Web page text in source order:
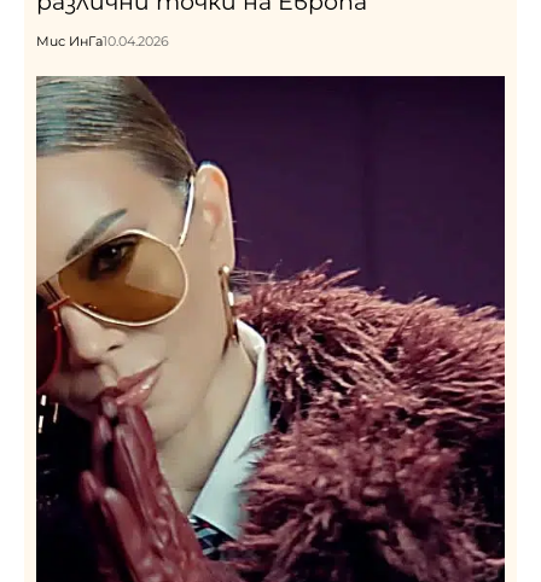
Мис ИнГа10.04.2026